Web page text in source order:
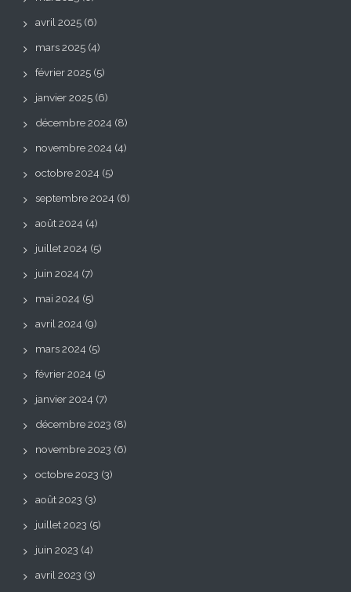
avril 2025 (6)
mars 2025 (4)
février 2025 (5)
janvier 2025 (6)
décembre 2024 (8)
novembre 2024 (4)
octobre 2024 (5)
septembre 2024 (6)
août 2024 (4)
juillet 2024 (5)
juin 2024 (7)
mai 2024 (5)
avril 2024 (9)
mars 2024 (5)
février 2024 (5)
janvier 2024 (7)
décembre 2023 (8)
novembre 2023 (6)
octobre 2023 (3)
août 2023 (3)
juillet 2023 (5)
juin 2023 (4)
avril 2023 (3)